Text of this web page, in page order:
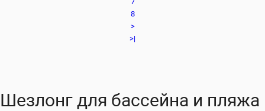
8
>
>|
Шезлонг для бассейна и пляжа